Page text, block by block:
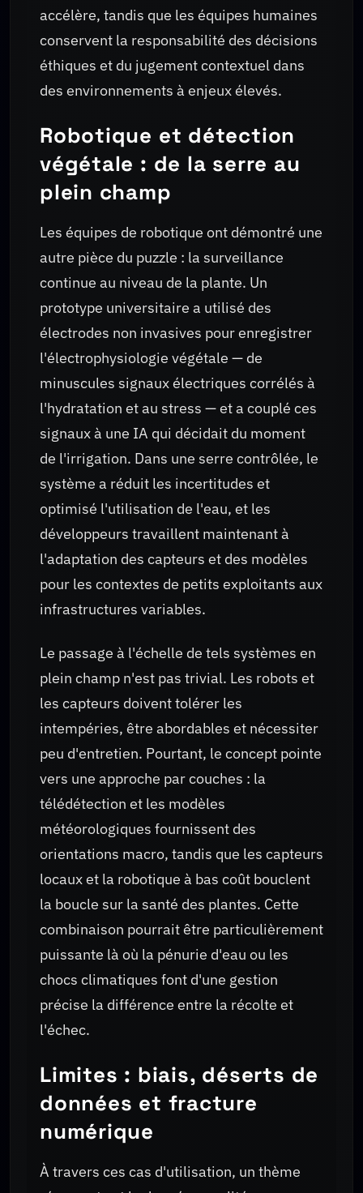
accélère, tandis que les équipes humaines
conservent la responsabilité des décisions
éthiques et du jugement contextuel dans
des environnements à enjeux élevés.
Robotique et détection
végétale : de la serre au
plein champ
Les équipes de robotique ont démontré une
autre pièce du puzzle : la surveillance
continue au niveau de la plante. Un
prototype universitaire a utilisé des
électrodes non invasives pour enregistrer
l'électrophysiologie végétale — de
minuscules signaux électriques corrélés à
l'hydratation et au stress — et a couplé ces
signaux à une IA qui décidait du moment
de l'irrigation. Dans une serre contrôlée, le
système a réduit les incertitudes et
optimisé l'utilisation de l'eau, et les
développeurs travaillent maintenant à
l'adaptation des capteurs et des modèles
pour les contextes de petits exploitants aux
infrastructures variables.
Le passage à l'échelle de tels systèmes en
plein champ n'est pas trivial. Les robots et
les capteurs doivent tolérer les
intempéries, être abordables et nécessiter
peu d'entretien. Pourtant, le concept pointe
vers une approche par couches : la
télédétection et les modèles
météorologiques fournissent des
orientations macro, tandis que les capteurs
locaux et la robotique à bas coût bouclent
la boucle sur la santé des plantes. Cette
combinaison pourrait être particulièrement
puissante là où la pénurie d'eau ou les
chocs climatiques font d'une gestion
précise la différence entre la récolte et
l'échec.
Limites : biais, déserts de
données et fracture
numérique
À travers ces cas d'utilisation, un thème